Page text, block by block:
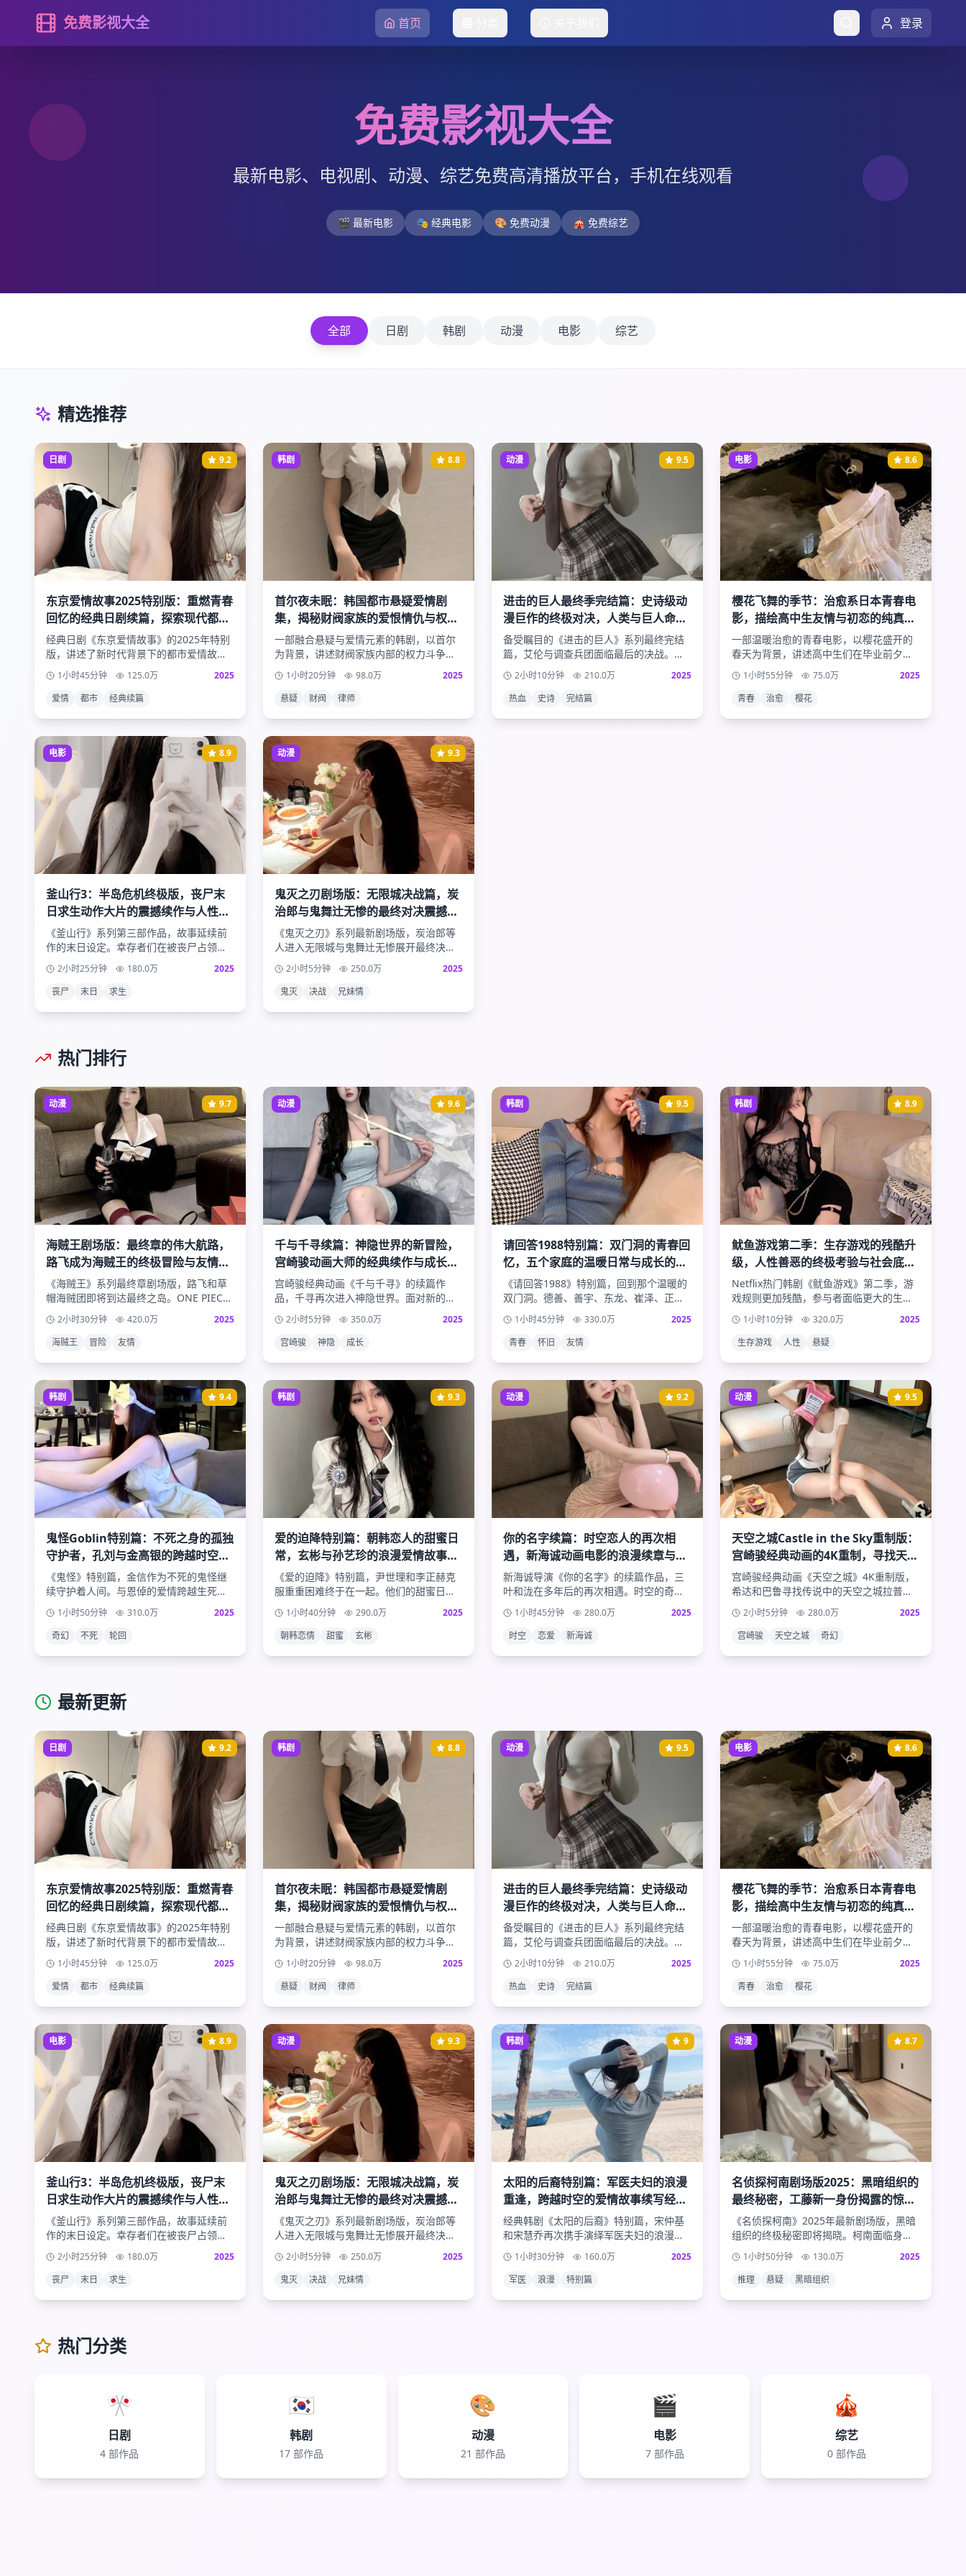
免费影视大全 首页 登录
免费影视大全
最新电影、电视剧、动漫、综艺免费高清播放平台，手机在线观看
🎬 最新电影 🎭 经典电影 🎨 免费动漫 🎪 免费综艺
全部 日剧 韩剧 动漫 电影 综艺
精选推荐
9.2
日剧
东京爱情故事2025特别版：重燃青春
回忆的经典日剧续篇，探索现代都市
爱情的真谛与挑战
经典日剧《东京爱情故事》的2025年特别
版，讲述了新时代背景下的都市爱情故
事。主人公们在快节奏的现代生活中寻找
真爱，面对职场压力与情感选择的双重考
验。
1小时45分钟 125.0万
2025
爱情
都市 经典续篇
8.8
韩剧
首尔夜未眠：韩国都市悬疑爱情剧
集，揭秘财阀家族的爱恨情仇与权力
斗争的惊天秘密
一部融合悬疑与爱情元素的韩剧，以首尔
为背景，讲述财阀家族内部的权力斗争。
女主角作为律师深入调查家族秘密，与神
秘男主角展开一段危险而浪漫的爱情。
1小时20分钟 98.0万
2025
悬疑
财阀 律师
9.5
动漫
进击的巨人最终季完结篇：史诗级动
漫巨作的终极对决，人类与巨人命运
的最后审判
备受瞩目的《进击的巨人》系列最终完结
篇，艾伦与调查兵团面临最后的决战。人
类的命运、自由的真谛、以及巨人之谜的
终极揭晓，为这部史诗巨作画下完美句
号。
2小时10分钟 210.0万
2025
热血
史诗 完结篇
8.6
电影
樱花飞舞的季节：治愈系日本青春电
影，描绘高中生友情与初恋的纯真美
好时光
一部温暖治愈的青春电影，以樱花盛开的
春天为背景，讲述高中生们在毕业前夕的
友情与初恋。细腻的情感描写和唯美的画
面，带给观众满满的青春回忆。
1小时55分钟 75.0万
2025
青春
治愈 樱花
8.9
电影
釜山行3：半岛危机终极版，丧尸末
日求生动作大片的震撼续作与人性光
辉的终极考验
《釜山行》系列第三部作品，故事延续前
作的末日设定。幸存者们在被丧尸占领的
半岛上寻找最后的希望，面对生死考验时
展现出的人性光辉与黑暗。
2小时25分钟 180.0万
2025
丧尸
末日 求生
9.3
动漫
鬼灭之刃剧场版：无限城决战篇，炭
治郎与鬼舞辻无惨的最终对决震撼来
袭
《鬼灭之刃》系列最新剧场版，炭治郎等
人进入无限城与鬼舞辻无惨展开最终决
战。华丽的战斗场面、感人的兄妹情深，
为这部现象级动漫画下完美句号。
2小时5分钟 250.0万
2025
鬼灭
决战 兄妹情
热门排行
9.7
动漫
海贼王剧场版：最终章的伟大航路，
路飞成为海贼王的终极冒险与友情的
力量
《海贼王》系列最终章剧场版，路飞和草
帽海贼团即将到达最终之岛。ONE PIECE
的真相即将揭晓，伟大航路的冒险迎来终
极高潮。
2小时30分钟 420.0万
2025
海贼王
冒险 友情
9.6
动漫
千与千寻续篇：神隐世界的新冒险，
宫崎骏动画大师的经典续作与成长的
温暖故事
宫崎骏经典动画《千与千寻》的续篇作
品，千寻再次进入神隐世界。面对新的挑
战和冒险，她将如何运用成长的智慧帮助
更多的人？
2小时5分钟 350.0万
2025
宫崎骏
神隐 成长
9.5
韩剧
请回答1988特别篇：双门洞的青春回
忆，五个家庭的温暖日常与成长的美
好时光
《请回答1988》特别篇，回到那个温暖的
双门洞。德善、善宇、东龙、崔泽、正焕
五人的友情与爱情，以及五个家庭的温馨
日常。
1小时45分钟 330.0万
2025
青春
怀旧 友情
8.9
韩剧
鱿鱼游戏第二季：生存游戏的残酷升
级，人性善恶的终极考验与社会底层
的绝望挣扎
Netflix热门韩剧《鱿鱼游戏》第二季，游
戏规则更加残酷，参与者面临更大的生存
挑战。在金钱与生命的选择中，人性的善
恶得到最真实的体现。
1小时10分钟 320.0万
2025
生存游戏
人性 悬疑
9.4
韩剧
鬼怪Goblin特别篇：不死之身的孤独
守护者，孔刘与金高银的跨越时空的
不朽爱情
《鬼怪》特别篇，金信作为不死的鬼怪继
续守护着人间。与恩倬的爱情跨越生死轮
回，演绎一段不朽的浪漫传说。
1小时50分钟 310.0万
2025
奇幻
不死 轮回
9.3
韩剧
爱的迫降特别篇：朝韩恋人的甜蜜日
常，玄彬与孙艺珍的浪漫爱情故事续
写
《爱的迫降》特别篇，尹世理和李正赫克
服重重困难终于在一起。他们的甜蜜日常
生活，以及两国文化差异带来的温馨趣
事。
1小时40分钟 290.0万
2025
朝韩恋情
甜蜜 玄彬
9.2
动漫
你的名字续篇：时空恋人的再次相
遇，新海诚动画电影的浪漫续章与命
运的奇迹
新海诚导演《你的名字》的续篇作品，三
叶和泷在多年后的再次相遇。时空的奇迹
再次降临，他们能否克服现实的阻碍，续
写这段跨越时空的浪漫爱情？
1小时45分钟 280.0万
2025
时空
恋爱 新海诚
9.5
动漫
天空之城Castle in the Sky重制版：
宫崎骏经典动画的4K重制，寻找天空
之城的奇幻冒险
宫崎骏经典动画《天空之城》4K重制版，
希达和巴鲁寻找传说中的天空之城拉普
达。全新的画质体验，重温经典的奇幻冒
险故事。
2小时5分钟 280.0万
2025
宫崎骏
天空之城 奇幻
最新更新
9.2
日剧
东京爱情故事2025特别版：重燃青春
回忆的经典日剧续篇，探索现代都市
爱情的真谛与挑战
经典日剧《东京爱情故事》的2025年特别
版，讲述了新时代背景下的都市爱情故
事。主人公们在快节奏的现代生活中寻找
真爱，面对职场压力与情感选择的双重考
验。
1小时45分钟 125.0万
2025
爱情
都市 经典续篇
8.8
韩剧
首尔夜未眠：韩国都市悬疑爱情剧
集，揭秘财阀家族的爱恨情仇与权力
斗争的惊天秘密
一部融合悬疑与爱情元素的韩剧，以首尔
为背景，讲述财阀家族内部的权力斗争。
女主角作为律师深入调查家族秘密，与神
秘男主角展开一段危险而浪漫的爱情。
1小时20分钟 98.0万
2025
悬疑
财阀 律师
9.5
动漫
进击的巨人最终季完结篇：史诗级动
漫巨作的终极对决，人类与巨人命运
的最后审判
备受瞩目的《进击的巨人》系列最终完结
篇，艾伦与调查兵团面临最后的决战。人
类的命运、自由的真谛、以及巨人之谜的
终极揭晓，为这部史诗巨作画下完美句
号。
2小时10分钟 210.0万
2025
热血
史诗 完结篇
8.6
电影
樱花飞舞的季节：治愈系日本青春电
影，描绘高中生友情与初恋的纯真美
好时光
一部温暖治愈的青春电影，以樱花盛开的
春天为背景，讲述高中生们在毕业前夕的
友情与初恋。细腻的情感描写和唯美的画
面，带给观众满满的青春回忆。
1小时55分钟 75.0万
2025
青春
治愈 樱花
8.9
电影
釜山行3：半岛危机终极版，丧尸末
日求生动作大片的震撼续作与人性光
辉的终极考验
《釜山行》系列第三部作品，故事延续前
作的末日设定。幸存者们在被丧尸占领的
半岛上寻找最后的希望，面对生死考验时
展现出的人性光辉与黑暗。
2小时25分钟 180.0万
2025
丧尸
末日 求生
9.3
动漫
鬼灭之刃剧场版：无限城决战篇，炭
治郎与鬼舞辻无惨的最终对决震撼来
袭
《鬼灭之刃》系列最新剧场版，炭治郎等
人进入无限城与鬼舞辻无惨展开最终决
战。华丽的战斗场面、感人的兄妹情深，
为这部现象级动漫画下完美句号。
2小时5分钟 250.0万
2025
鬼灭
决战 兄妹情
9
韩剧
太阳的后裔特别篇：军医夫妇的浪漫
重逢，跨越时空的爱情故事续写经典
传奇
经典韩剧《太阳的后裔》特别篇，宋仲基
和宋慧乔再次携手演绎军医夫妇的浪漫爱
情。新的任务、新的挑战，不变的是他们
之间深厚的爱情与信任。
1小时30分钟 160.0万
2025
军医
浪漫 特别篇
8.7
动漫
名侦探柯南剧场版2025：黑暗组织的
最终秘密，工藤新一身份揭露的惊天
真相
《名侦探柯南》2025年最新剧场版，黑暗
组织的终极秘密即将揭晓。柯南面临身份
暴露的危机，与黑暗组织的最终对决即将
到来，真相只有一个！
1小时50分钟 130.0万
2025
推理
悬疑 黑暗组织
热门分类
🎌
日剧
4 部作品
🇰🇷
韩剧
17 部作品
🎨
动漫
21 部作品
🎬
电影
7部作品
🎪
综艺
0部作品